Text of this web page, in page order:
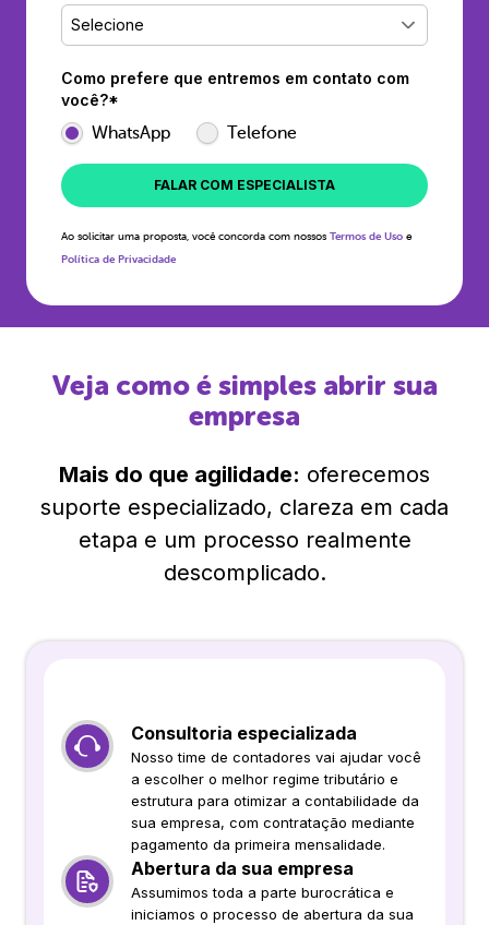
Selecione
Como prefere que entremos em contato com
você?*
WhatsApp Telefone
FALAR COM ESPECIALISTA
Ao solicitar uma proposta, você concorda com nossos Termos de Uso e
Política de Privacidade
Veja como é simples abrir sua
empresa
Mais do que agilidade: oferecemos
suporte especializado, clareza em cada
etapa e um processo realmente
descomplicado.
Consultoria especializada
Nosso time de contadores vai ajudar você
a escolher o melhor regime tributário e
estrutura para otimizar a contabilidade da
sua empresa, com contratação mediante
pagamento da primeira mensalidade.
Abertura da sua empresa
Assumimos toda a parte burocrática e
iniciamos o processo de abertura da sua